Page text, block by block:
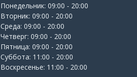
Понедельник: 09:00 - 20:00
Вторник: 09:00 - 20:00
Среда: 09:00 - 20:00
Четверг: 09:00 - 20:00
Пятница: 09:00 - 20:00
Суббота: 11:00 - 20:00
Воскресенье: 11:00 - 20:00